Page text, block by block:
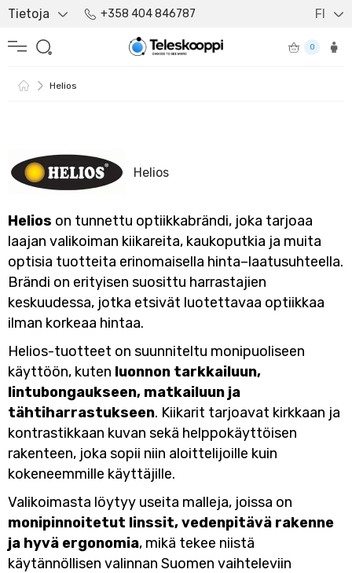
Tietoja +358 404 846787 FI
0
Helios
Helios
Helios on tunnettu optiikkabrändi, joka tarjoaa
laajan valikoiman kiikareita, kaukoputkia ja muita
optisia tuotteita erinomaisella hinta–laatusuhteella.
Brändi on erityisen suosittu harrastajien
keskuudessa, jotka etsivät luotettavaa optiikkaa
ilman korkeaa hintaa.
Helios-tuotteet on suunniteltu monipuoliseen
käyttöön, kuten luonnon tarkkailuun,
lintubongaukseen, matkailuun ja
tähtiharrastukseen. Kiikarit tarjoavat kirkkaan ja
kontrastikkaan kuvan sekä helppokäyttöisen
rakenteen, joka sopii niin aloittelijoille kuin
kokeneemmille käyttäjille.
Valikoimasta löytyy useita malleja, joissa on
monipinnoitetut linssit, vedenpitävä rakenne
ja hyvä ergonomia, mikä tekee niistä
käytännöllisen valinnan Suomen vaihteleviin